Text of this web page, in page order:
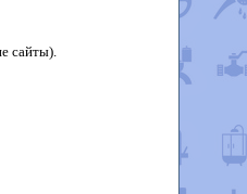
сайты).